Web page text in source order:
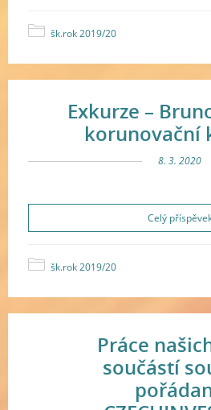
šk.rok 2019/20
Exkurze –
korunovační
8. 3. 2020
Celý
šk.rok 2019/20
Práce
součástí